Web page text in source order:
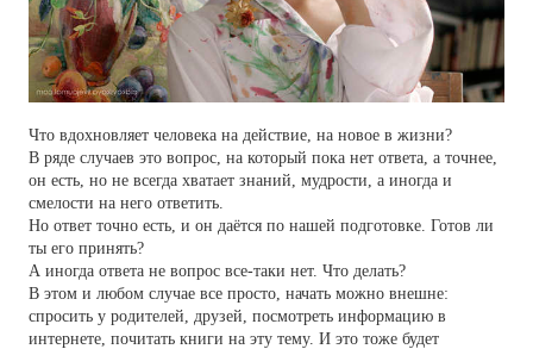
Что вдохновляет человека на действие, на новое в жизни?
В ряде случаев это вопрос, на который пока нет ответа, а точнее,
он есть, но не всегда хватает знаний, мудрости, а иногда и
смелости на него ответить.
Но ответ точно есть, и он даётся по нашей подготовке. Готов ли
ты его принять?
А иногда ответа не вопрос все-таки нет. Что делать?
В этом и любом случае все просто, начать можно внешне:
спросить у родителей, друзей, посмотреть информацию в
интернете, почитать книги на эту тему. И это тоже будет